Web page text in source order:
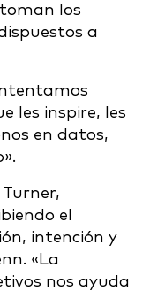
los
a
les inspire, les
en datos,
el
intención y
«La
nos ayuda